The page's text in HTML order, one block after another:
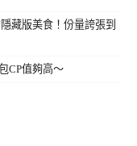
藏版美食！份量誇張到
CP值夠高～